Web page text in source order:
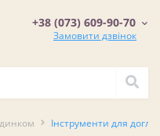
+38 (073) 609-90-70
Замовити дзвінок
Інструменти для